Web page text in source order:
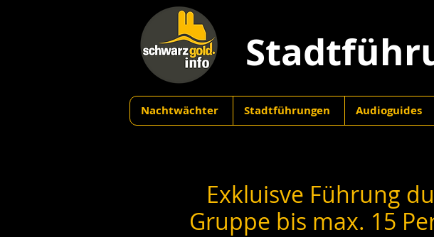
Nachtwächter Stadtführungen Audioguides
Exkluisve Führung
Gruppe bis max. 15